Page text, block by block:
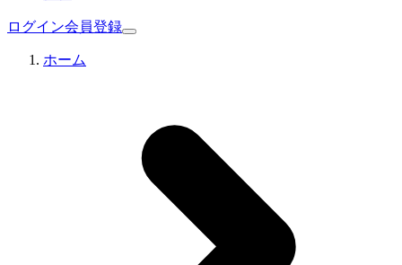
ログイン会員登録
ホーム